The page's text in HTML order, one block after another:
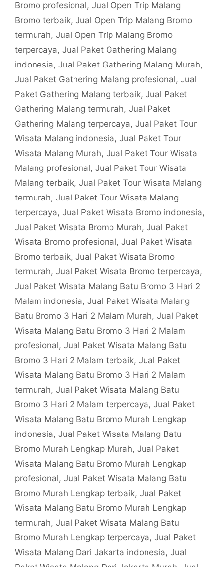
Bromo profesional, Jual Open Trip Malang
Bromo terbaik, Jual Open Trip Malang Bromo
termurah, Jual Open Trip Malang Bromo
terpercaya, Jual Paket Gathering Malang
indonesia, Jual Paket Gathering Malang Murah,
Jual Paket Gathering Malang profesional, Jual
Paket Gathering Malang terbaik, Jual Paket
Gathering Malang termurah, Jual Paket
Gathering Malang terpercaya, Jual Paket Tour
Wisata Malang indonesia, Jual Paket Tour
Wisata Malang Murah, Jual Paket Tour Wisata
Malang profesional, Jual Paket Tour Wisata
Malang terbaik, Jual Paket Tour Wisata Malang
termurah, Jual Paket Tour Wisata Malang
terpercaya, Jual Paket Wisata Bromo indonesia,
Jual Paket Wisata Bromo Murah, Jual Paket
Wisata Bromo profesional, Jual Paket Wisata
Bromo terbaik, Jual Paket Wisata Bromo
termurah, Jual Paket Wisata Bromo terpercaya,
Jual Paket Wisata Malang Batu Bromo 3 Hari 2
Malam indonesia, Jual Paket Wisata Malang
Batu Bromo 3 Hari 2 Malam Murah, Jual Paket
Wisata Malang Batu Bromo 3 Hari 2 Malam
profesional, Jual Paket Wisata Malang Batu
Bromo 3 Hari 2 Malam terbaik, Jual Paket
Wisata Malang Batu Bromo 3 Hari 2 Malam
termurah, Jual Paket Wisata Malang Batu
Bromo 3 Hari 2 Malam terpercaya, Jual Paket
Wisata Malang Batu Bromo Murah Lengkap
indonesia, Jual Paket Wisata Malang Batu
Bromo Murah Lengkap Murah, Jual Paket
Wisata Malang Batu Bromo Murah Lengkap
profesional, Jual Paket Wisata Malang Batu
Bromo Murah Lengkap terbaik, Jual Paket
Wisata Malang Batu Bromo Murah Lengkap
termurah, Jual Paket Wisata Malang Batu
Bromo Murah Lengkap terpercaya, Jual Paket
Wisata Malang Dari Jakarta indonesia, Jual